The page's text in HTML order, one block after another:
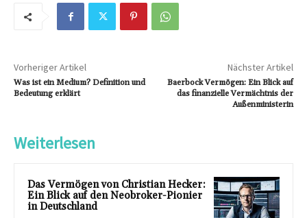
Vorheriger Artikel
Was ist ein Medium? Definition und
Bedeutung erklärt
Nächster Artikel
Baerbock Vermögen: Ein Blick auf
das finanzielle Vermächtnis der
Außenministerin
Weiterlesen
Das Vermögen von Christian Hecker:
Ein Blick auf den Neobroker-Pionier
in Deutschland